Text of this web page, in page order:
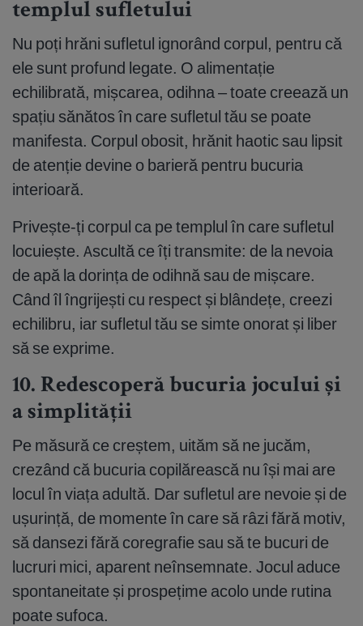
templul sufletului
Nu poți hrăni sufletul ignorând corpul, pentru că
ele sunt profund legate. O alimentație
echilibrată, mișcarea, odihna – toate creează un
spațiu sănătos în care sufletul tău se poate
manifesta. Corpul obosit, hrănit haotic sau lipsit
de atenție devine o barieră pentru bucuria
interioară.
Privește-ți corpul ca pe templul în care sufletul
locuiește. Ascultă ce îți transmite: de la nevoia
de apă la dorința de odihnă sau de mișcare.
Când îl îngrijești cu respect și blândețe, creezi
echilibru, iar sufletul tău se simte onorat și liber
să se exprime.
10. Redescoperă bucuria jocului și
a simplității
Pe măsură ce creștem, uităm să ne jucăm,
crezând că bucuria copilărească nu își mai are
locul în viața adultă. Dar sufletul are nevoie și de
ușurință, de momente în care să râzi fără motiv,
să dansezi fără coregrafie sau să te bucuri de
lucruri mici, aparent neînsemnate. Jocul aduce
spontaneitate și prospețime acolo unde rutina
poate sufoca.